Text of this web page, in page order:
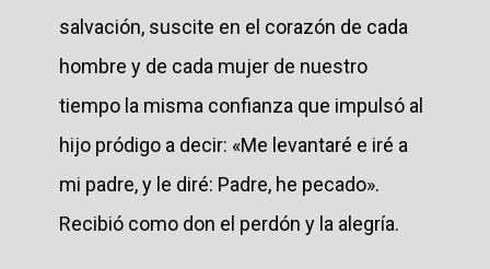
salvación, suscite en el corazón de cada
hombre y de cada mujer de nuestro
tiempo la misma confianza que impulsó al
hijo pródigo a decir: «Me levantaré e iré a
mi padre, y le diré: Padre, he pecado».
Recibió como don el perdón y la alegría.